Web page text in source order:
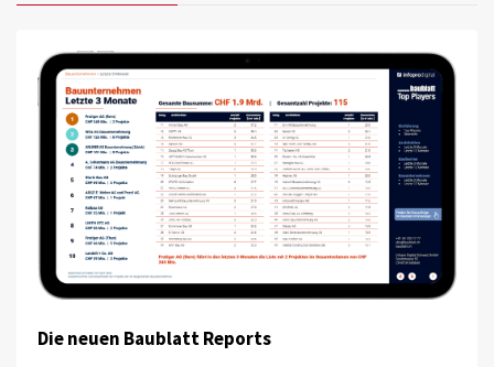
Die neuen Baublatt Reports